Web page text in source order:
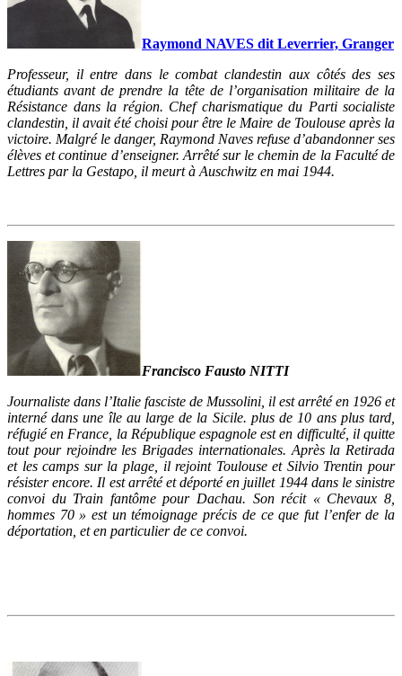
Raymond NAVES dit Leverrier, Granger
Professeur, il entre dans le combat clandestin aux côtés des ses
étudiants avant de prendre la tête de l’organisation militaire de la
Résistance dans la région. Chef charismatique du Parti socialiste
clandestin, il avait été choisi pour être le Maire de Toulouse après la
victoire. Malgré le danger, Raymond Naves refuse d’abandonner ses
élèves et continue d’enseigner. Arrêté sur le chemin de la Faculté de
Lettres par la Gestapo, il meurt à Auschwitz en mai 1944.
Francisco Fausto NITTI
Journaliste dans l’Italie fasciste de Mussolini, il est arrêté en 1926 et
interné dans une île au large de la Sicile. plus de 10 ans plus tard,
réfugié en France, la République espagnole est en difficulté, il quitte
tout pour rejoindre les Brigades internationales. Après la Retirada
et les camps sur la plage, il rejoint Toulouse et Silvio Trentin pour
résister encore. Il est arrêté et déporté en juillet 1944 dans le sinistre
convoi du Train fantôme pour Dachau. Son récit « Chevaux 8,
hommes 70 » est un témoignage précis de ce que fut l’enfer de la
déportation, et en particulier de ce convoi.